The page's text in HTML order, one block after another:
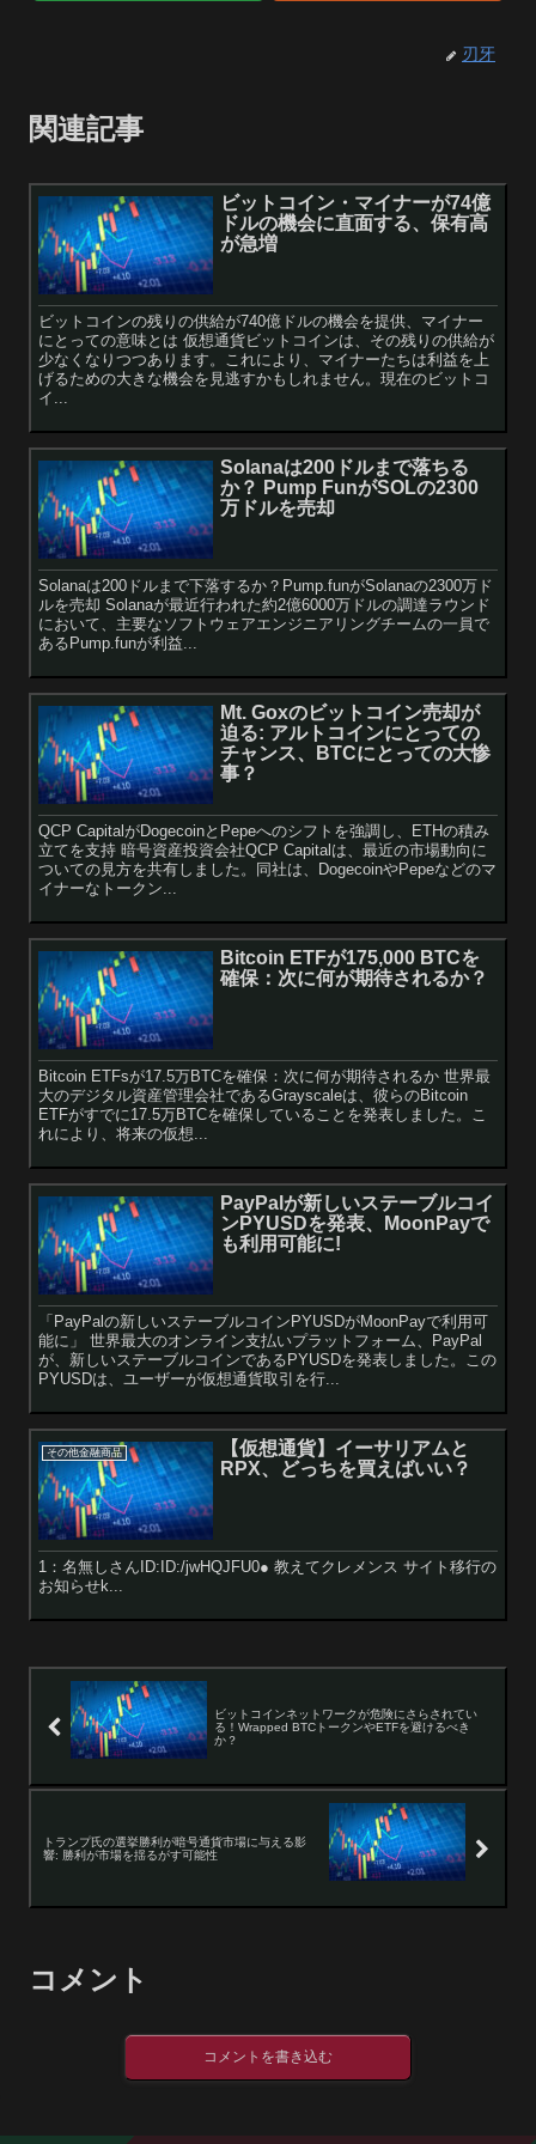
刃牙
関連記事
ビットコイン・マイナーが74億
ドルの機会に直面する、保有高
が急増
ビットコインの残りの供給が740億ドルの機会を提供、マイナー
にとっての意味とは 仮想通貨ビットコインは、その残りの供給が
少なくなりつつあります。これにより、マイナーたちは利益を上
げるための大きな機会を見逃すかもしれません。現在のビットコ
イ...
Solanaは200ドルまで落ちる
か？ Pump FunがSOLの2300
万ドルを売却
Solanaは200ドルまで下落するか？Pump.funがSolanaの2300万ド
ルを売却 Solanaが最近行われた約2億6000万ドルの調達ラウンド
において、主要なソフトウェアエンジニアリングチームの一員で
あるPump.funが利益...
Mt. Goxのビットコイン売却が
迫る: アルトコインにとっての
チャンス、BTCにとっての大惨
事？
QCP CapitalがDogecoinとPepeへのシフトを強調し、ETHの積み
立てを支持 暗号資産投資会社QCP Capitalは、最近の市場動向に
ついての見方を共有しました。同社は、DogecoinやPepeなどのマ
イナーなトークン...
Bitcoin ETFが175,000 BTCを
確保：次に何が期待されるか？
Bitcoin ETFsが17.5万BTCを確保：次に何が期待されるか 世界最
大のデジタル資産管理会社であるGrayscaleは、彼らのBitcoin
ETFがすでに17.5万BTCを確保していることを発表しました。こ
れにより、将来の仮想...
PayPalが新しいステーブルコイ
ンPYUSDを発表、MoonPayで
も利用可能に!
「PayPalの新しいステーブルコインPYUSDがMoonPayで利用可
能に」 世界最大のオンライン支払いプラットフォーム、PayPal
が、新しいステーブルコインであるPYUSDを発表しました。この
PYUSDは、ユーザーが仮想通貨取引を行...
その他金融商品
【仮想通貨】イーサリアムと
RPX、どっちを買えばいい？
1：名無しさんID:ID:/jwHQJFU0● 教えてクレメンス サイト移行の
お知らせk...
ビットコインネットワークが危険にさらされてい
る！Wrapped BTCトークンやETFを避けるべき
か？
トランプ氏の選挙勝利が暗号通貨市場に与える影
響: 勝利が市場を揺るがす可能性
コメント
コメントを書き込む